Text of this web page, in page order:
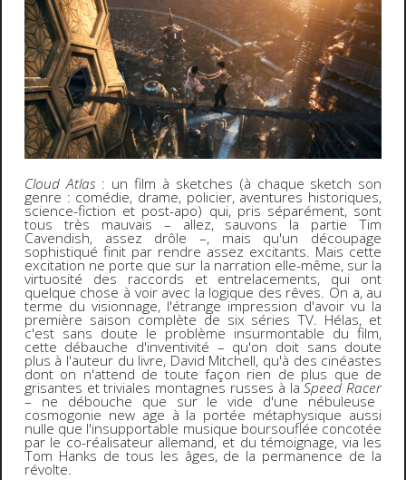
Cloud Atlas : un film à sketches (à chaque sketch son
genre : comédie, drame, policier, aventures historiques,
science-fiction et post-apo) qui, pris séparément, sont
tous très mauvais – allez, sauvons la partie Tim
Cavendish, assez drôle –, mais qu'un découpage
sophistiqué finit par rendre assez excitants. Mais cette
excitation ne porte que sur la narration elle-même, sur la
virtuosité des raccords et entrelacements, qui ont
quelque chose à voir avec la logique des rêves. On a, au
terme du visionnage, l'étrange impression d'avoir vu la
première saison complète de six séries TV. Hélas, et
c'est sans doute le problème insurmontable du film,
cette débauche d'inventivité – qu'on doit sans doute
plus à l'auteur du livre, David Mitchell, qu'à des cinéastes
dont on n'attend de toute façon rien de plus que de
grisantes et triviales montagnes russes à laSpeed Racer
–ne débouche que sur le vide d'une nébuleuse
cosmogonie new age à la portée métaphysique aussi
nulle que l'insupportable musique boursouflée concotée
par le co-réalisateur allemand, et du témoignage, via les
Tom Hanks de tous les âges, de la permanence de la
révolte.